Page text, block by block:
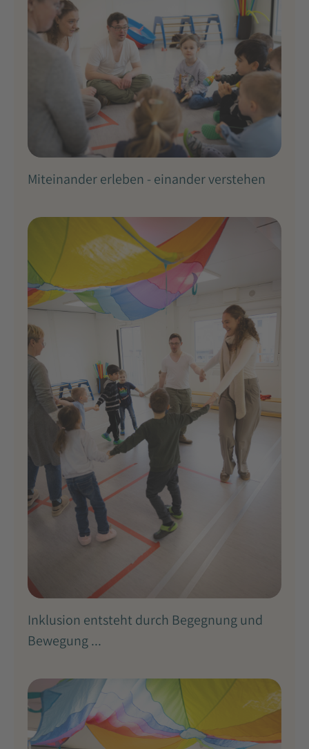
Miteinander erleben - einander verstehen
Inklusion entsteht durch Begegnung und
Bewegung ...